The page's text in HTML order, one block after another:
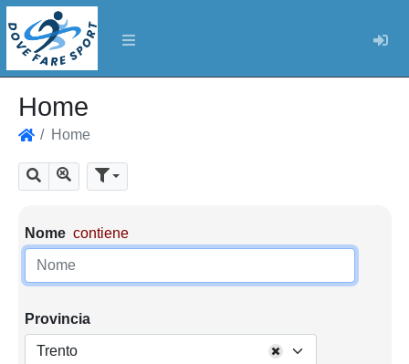
Home
Home
Cerca Mostra tutti i risultati
Parametri di ricerca
Nome contiene
Provincia
Trento